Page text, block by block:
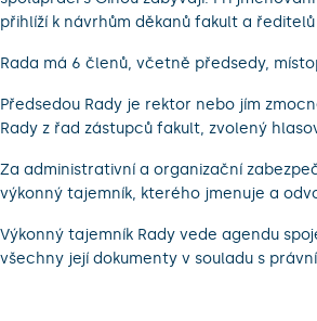
přihlíží k návrhům děkanů fakult a
Rada má 6 členů, včetně předsedy,
Předsedou Rady je rektor nebo jím
Rady z řad zástupců fakult, zvolený
Za administrativní a organizační
výkonný tajemník, kterého jmenuje a
Výkonný tajemník Rady vede agendu
všechny její dokumenty v souladu s